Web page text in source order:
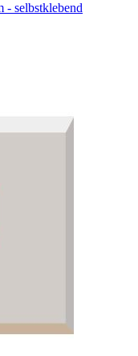
- selbstklebend